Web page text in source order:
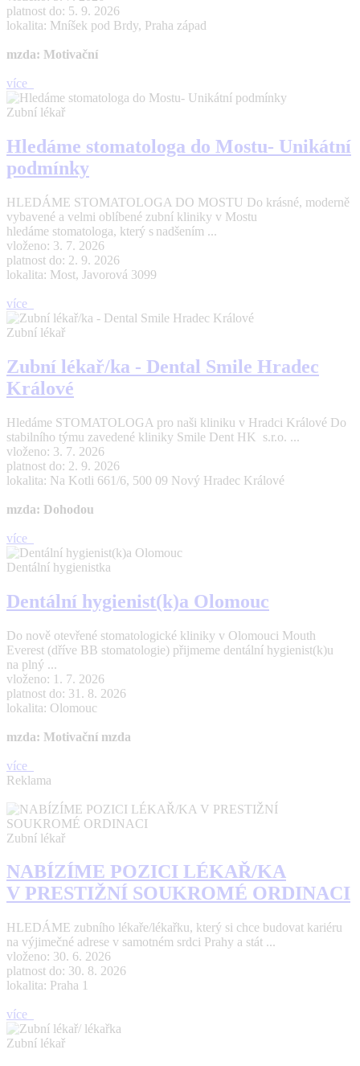
platnost do: 5. 9. 2026
lokalita: Mníšek pod Brdy, Praha západ
mzda: Motivační
více
Zubní lékař
Hledáme stomatologa do Mostu- Unikátní
podmínky
HLEDÁME STOMATOLOGA DO MOSTU Do krásné, moderně
vybavené a velmi oblíbené zubní kliniky v Mostu
hledáme stomatologa, který s nadšením ...
vloženo: 3. 7. 2026
platnost do: 2. 9. 2026
lokalita: Most, Javorová 3099
více
Zubní lékař
Zubní lékař/ka - Dental Smile Hradec
Králové
Hledáme STOMATOLOGA pro naši kliniku v Hradci Králové Do
stabilního týmu zavedené kliniky Smile Dent HK s.r.o. ...
vloženo: 3. 7. 2026
platnost do: 2. 9. 2026
lokalita: Na Kotli 661/6, 500 09 Nový Hradec Králové
mzda: Dohodou
více
Dentální hygienistka
Dentální hygienist(k)a Olomouc
Do nově otevřené stomatologické kliniky v Olomouci Mouth
Everest (dříve BB stomatologie) přijmeme dentální hygienist(k)u
na plný ...
vloženo: 1. 7. 2026
platnost do: 31. 8. 2026
lokalita: Olomouc
mzda: Motivační mzda
více
Reklama
Zubní lékař
NABÍZÍME POZICI LÉKAŘ/KA
V PRESTIŽNÍ SOUKROMÉ ORDINACI
HLEDÁME zubního lékaře/lékařku, který si chce budovat kariéru
na výjimečné adrese v samotném srdci Prahy a stát ...
vloženo: 30. 6. 2026
platnost do: 30. 8. 2026
lokalita: Praha 1
více
Zubní lékař